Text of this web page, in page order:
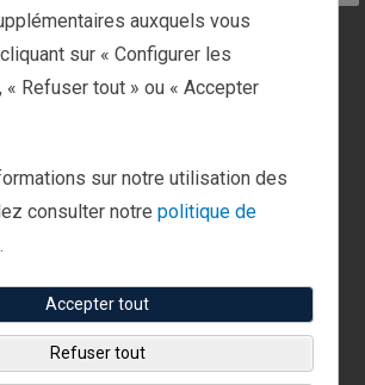
nos clients
? Si oui, cochez la case ci-
2 786 7320
auxquels vous
sur « Configurer les
« Refuser tout » ou « Accepter
sur notre utilisation des
consulter notrepolitique de
Accepter tout
Refuser tout